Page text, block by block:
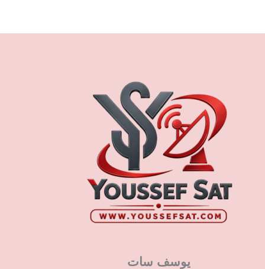
يوسف سات